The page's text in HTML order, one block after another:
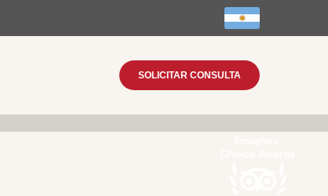
SOLICITAR CONSULTA